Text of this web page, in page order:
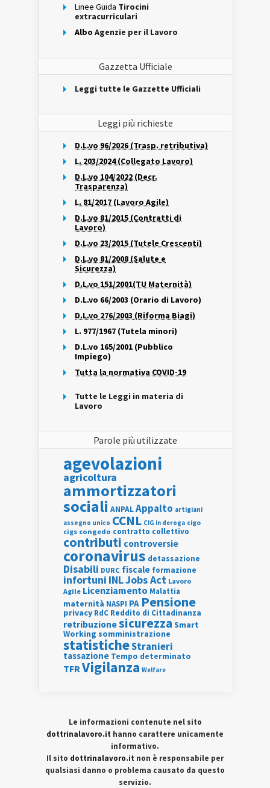
Linee Guida Tirocini
extracurriculari
Albo Agenzie per il Lavoro
Gazzetta Ufficiale
Leggi tutte le Gazzette Ufficiali
Leggi più richieste
D.L.vo 96/2026 (Trasp. retributiva)
L. 203/2024 (Collegato Lavoro)
D.L.vo 104/2022 (Decr.
Trasparenza)
L. 81/2017 (Lavoro Agile)
D.L.vo 81/2015 (Contratti di
Lavoro)
D.L.vo 23/2015 (Tutele Crescenti)
D.L.vo 81/2008 (Salute e
Sicurezza)
D.L.vo 151/2001(TU Maternità)
D.L.vo 66/2003 (Orario di Lavoro)
D.L.vo 276/2003 (Riforma Biagi)
L. 977/1967 (Tutela minori)
D.L.vo 165/2001 (Pubblico
Impiego)
Tutta la normativa COVID-19
Tutte le Leggi in materia di
Lavoro
Parole più utilizzate
agevolazioni
agricoltura
ammortizzatori
sociali ANPALAppalto artigiani
assegno unico CCNL CIG in deroga cigo
cigs congedo contratto collettivo
contributi controversie
coronavirus detassazione
Disabili DURC fiscale formazione
infortuni INLJobs Act Lavoro
Agile Licenziamento Malattia
maternità NASPI PA Pensione
privacy RdC Reddito di Cittadinanza
retribuzionesicurezza Smart
Working somministrazione
statisticheStranieri
tassazione Tempo determinato
TFR Vigilanza Welfare
Le informazioni contenute nel sito
dottrinalavoro.it hanno carattere unicamente
informativo.
Il sito dottrinalavoro.it non è responsabile per
qualsiasi danno o problema causato da questo
servizio.